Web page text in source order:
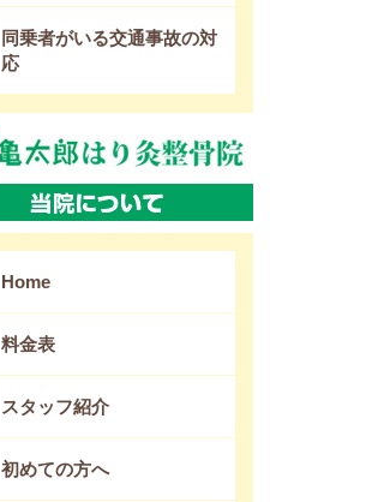
同乗者がいる交通事故の対
応
Home
料金表
スタッフ紹介
初めての方へ